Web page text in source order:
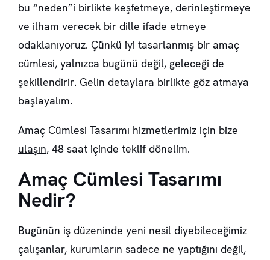
bu “neden”i birlikte keşfetmeye, derinleştirmeye
ve ilham verecek bir dille ifade etmeye
odaklanıyoruz. Çünkü iyi tasarlanmış bir amaç
cümlesi, yalnızca bugünü değil, geleceği de
şekillendirir. Gelin detaylara birlikte göz atmaya
başlayalım.
Amaç Cümlesi Tasarımı hizmetlerimiz için bize
ulaşın, 48 saat içinde teklif dönelim.
Amaç Cümlesi Tasarımı
Nedir?
Bugünün iş düzeninde yeni nesil diyebileceğimiz
çalışanlar, kurumların sadece ne yaptığını değil,